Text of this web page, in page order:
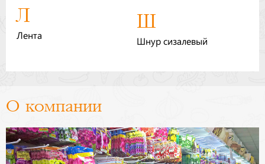
Л
Лента
Ш
Шнур сизалевый
О компании